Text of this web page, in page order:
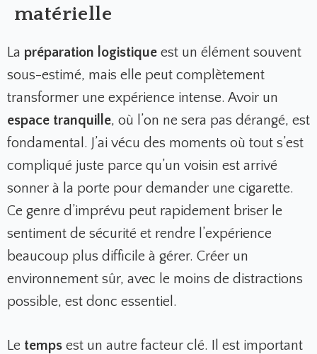
matérielle
La préparation logistique est un élément souvent
sous-estimé, mais elle peut complètement
transformer une expérience intense. Avoir un
espace tranquille, où l’on ne sera pas dérangé, est
fondamental. J’ai vécu des moments où tout s’est
compliqué juste parce qu’un voisin est arrivé
sonner à la porte pour demander une cigarette.
Ce genre d’imprévu peut rapidement briser le
sentiment de sécurité et rendre l’expérience
beaucoup plus difficile à gérer. Créer un
environnement sûr, avec le moins de distractions
possible, est donc essentiel.
Le temps est un autre facteur clé. Il est important